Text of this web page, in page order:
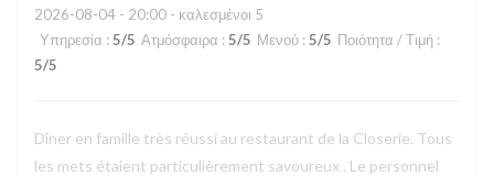
2026-08-04 - 20:00 - καλεσμένοι 5
Υπηρεσία : 5/5 Ατμόσφαιρα : 5/5 Μενού : 5/5 Ποιότητα / Τιμή :
5/5
Dîner en famille très réussi au restaurant de la Closerie. Tous
les mets étaient particulièrement savoureux . Le personnel